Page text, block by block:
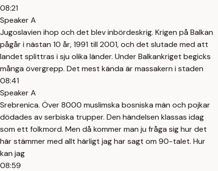
08:21
Speaker A
Jugoslavien ihop och det blev inbördeskrig. Krigen på Balkan
pågår i nästan 10 år, 1991 till 2001, och det slutade med att
landet splittras i sju olika länder. Under Balkankriget begicks
många övergrepp. Det mest kända är massakern i staden
08:41
Speaker A
Srebrenica. Över 8000 muslimska bosniska män och pojkar
dödades av serbiska trupper. Den händelsen klassas idag
som ett folkmord. Men då kommer man ju fråga sig hur det
här stämmer med allt härligt jag har sagt om 90-talet. Hur
kan jag
08:59